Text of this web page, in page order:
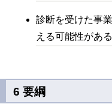
診断を受けた事
える可能性があ
6 要綱